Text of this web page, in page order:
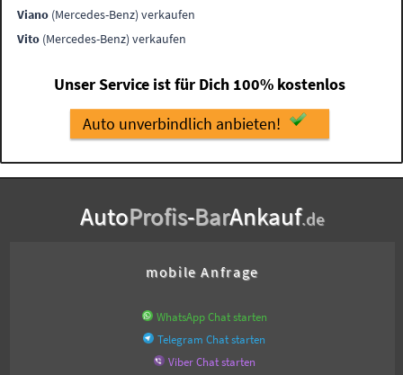
Viano (Mercedes-Benz) verkaufen
Vito (Mercedes-Benz) verkaufen
Unser Service ist für Dich 100% kostenlos
Auto unverbindlich anbieten!
AutoProfis-BarAnkauf.de
mobile Anfrage
WhatsApp Chat starten
Telegram Chat starten
Viber Chat starten